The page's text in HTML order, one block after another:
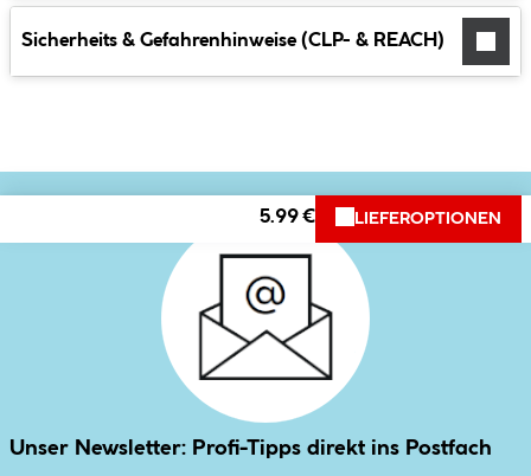
Sicherheits & Gefahrenhinweise (CLP- & REACH)
5.99 € LIEFEROPTIONEN
Unser Newsletter: Profi-Tipps direkt ins Postfach